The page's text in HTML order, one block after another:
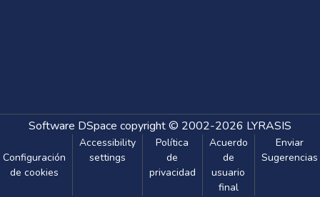
Software DSpace copyright © 2002-2026 LYRASIS
Configuración
de cookies
Accessibility
settings
Política
de
privacidad
Acuerdo
de
usuario
final
Enviar
Sugerencias